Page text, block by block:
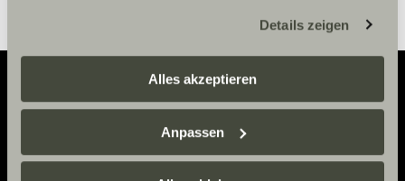
zustehen. Eingesetzte Dienstleister können Daten für
eigene Zwecke verarbeiten und mit anderen Daten
zusammenführen. Weitere Informationen finden Sie hier:
Datenschutzerklärung
einzelne Cookies/Dienste in den Einstellungen aus,
erteilen Sie uns Ihre Einwilligung zur Verarbeitung Ihrer
Details zeigen
Alles akzeptieren
Anpassen
Adventure
Now.